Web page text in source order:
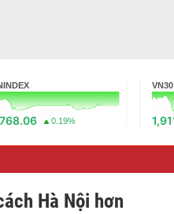
0.19%
VN30
Hà Nội hơn